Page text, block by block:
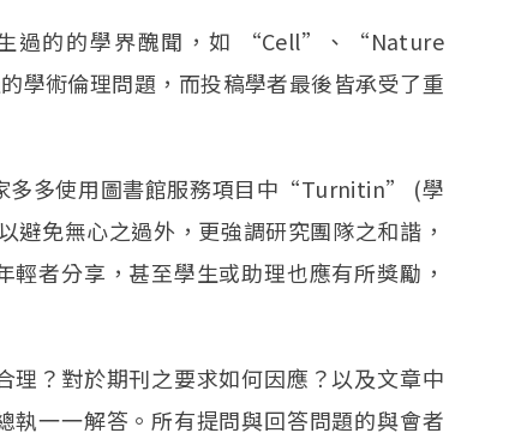
過的的學界醜聞，如 “Cell”、“Nature
術倫理問題，而投稿學者最後皆承受了重
多多使用圖書館服務項目中“Turnitin” (學
免無心之過外，更強調研究團隊之和諧，
者分享，甚至學生或助理也應有所獎勵，
？對於期刊之要求如何因應？以及文章中
一一解答。所有提問與回答問題的與會者